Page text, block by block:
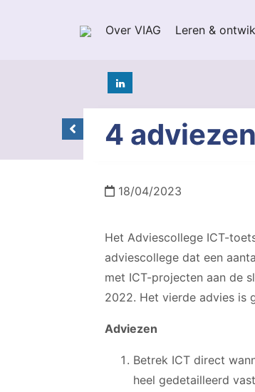
Over VIAG Leren &
4
18/04/2023
Het Adviescollege ICT-
adviescollege dat een
met ICT-projecten aan de
2022. Het vierde advies is
Adviezen
Betrek ICT direct
heel gedetailleerd